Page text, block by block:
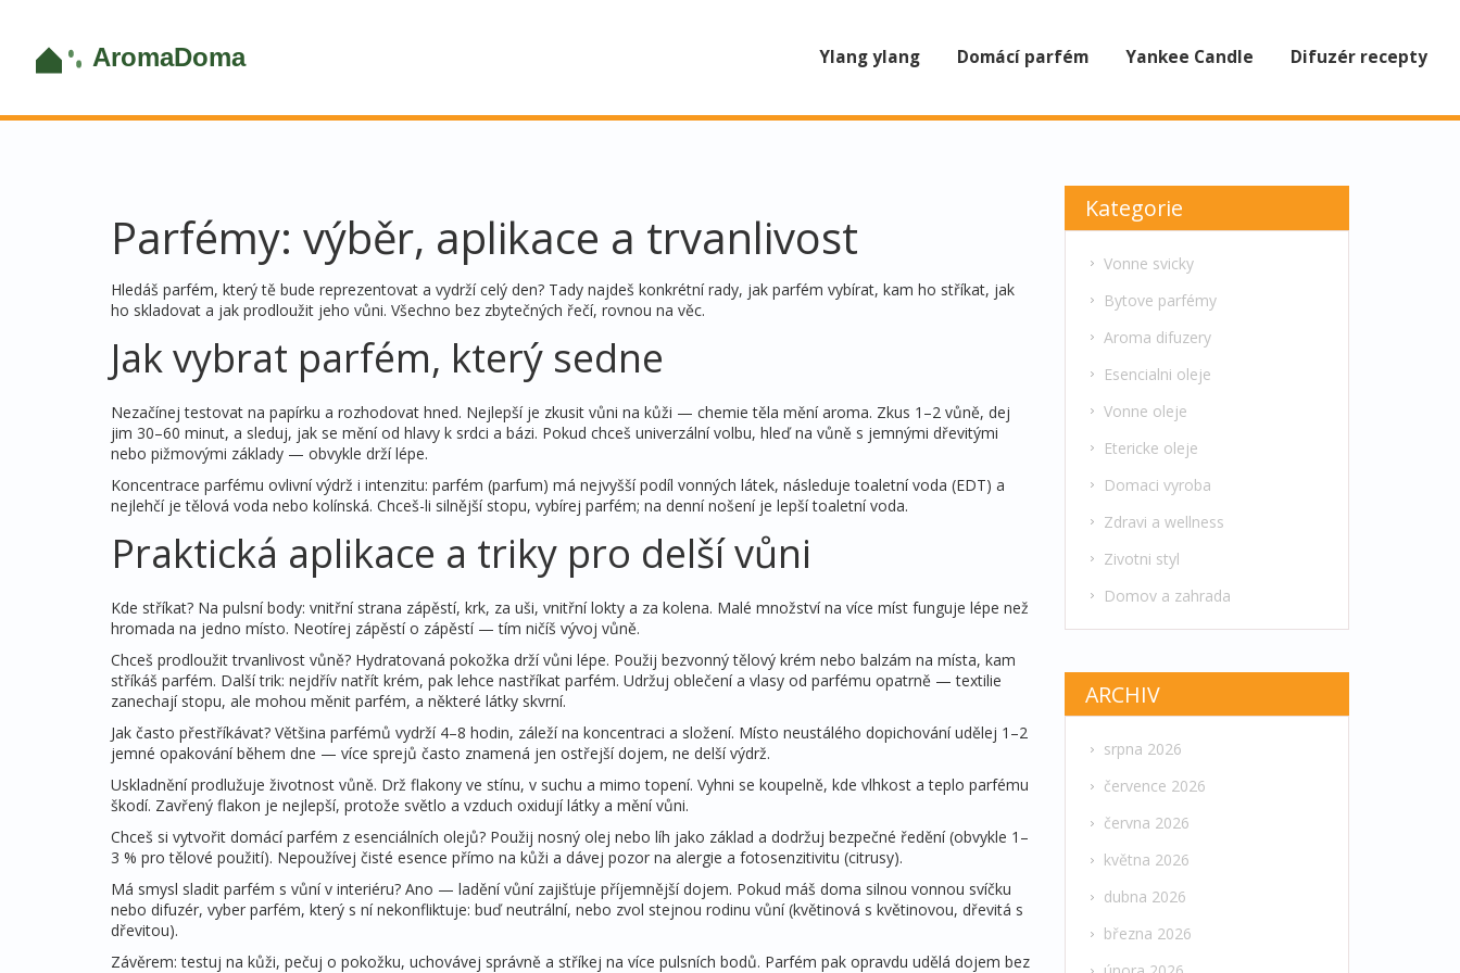
Ylang ylang Domácí parfém Yankee Candle Difuzér recepty
Parfémy: výběr, aplikace a trvanlivost
Hledáš parfém, který tě bude reprezentovat a vydrží celý den? Tady najdeš konkrétní rady, jak parfém vybírat, kam ho stříkat, jak
ho skladovat a jak prodloužit jeho vůni. Všechno bez zbytečných řečí, rovnou na věc.
Jak vybrat parfém, který sedne
Nezačínej testovat na papírku a rozhodovat hned. Nejlepší je zkusit vůni na kůži — chemie těla mění aroma. Zkus 1–2 vůně, dej
jim 30–60 minut, a sleduj, jak se mění od hlavy k srdci a bázi. Pokud chceš univerzální volbu, hleď na vůně s jemnými dřevitými
nebo pižmovými základy — obvykle drží lépe.
Koncentrace parfému ovlivní výdrž i intenzitu: parfém (parfum) má nejvyšší podíl vonných látek, následuje toaletní voda (EDT) a
nejlehčí je tělová voda nebo kolínská. Chceš-li silnější stopu, vybírej parfém; na denní nošení je lepší toaletní voda.
Praktická aplikace a triky pro delší vůni
Kde stříkat? Na pulsní body: vnitřní strana zápěstí, krk, za uši, vnitřní lokty a za kolena. Malé množství na více míst funguje lépe než
hromada na jedno místo. Neotírej zápěstí o zápěstí — tím ničíš vývoj vůně.
Chceš prodloužit trvanlivost vůně? Hydratovaná pokožka drží vůni lépe. Použij bezvonný tělový krém nebo balzám na místa, kam
stříkáš parfém. Další trik: nejdřív natřít krém, pak lehce nastříkat parfém. Udržuj oblečení a vlasy od parfému opatrně — textilie
zanechají stopu, ale mohou měnit parfém, a některé látky skvrní.
Jak často přestříkávat? Většina parfémů vydrží 4–8 hodin, záleží na koncentraci a složení. Místo neustálého dopichování udělej 1–2
jemné opakování během dne — více sprejů často znamená jen ostřejší dojem, ne delší výdrž.
Uskladnění prodlužuje životnost vůně. Drž flakony ve stínu, v suchu a mimo topení. Vyhni se koupelně, kde vlhkost a teplo parfému
škodí. Zavřený flakon je nejlepší, protože světlo a vzduch oxidují látky a mění vůni.
Chceš si vytvořit domácí parfém z esenciálních olejů? Použij nosný olej nebo líh jako základ a dodržuj bezpečné ředění (obvykle 1–
3 % pro tělové použití). Nepoužívej čisté esence přímo na kůži a dávej pozor na alergie a fotosenzitivitu (citrusy).
Má smysl sladit parfém s vůní v interiéru? Ano — ladění vůní zajišťuje příjemnější dojem. Pokud máš doma silnou vonnou svíčku
nebo difuzér, vyber parfém, který s ní nekonfliktuje: buď neutrální, nebo zvol stejnou rodinu vůní (květinová s květinovou, dřevitá s
dřevitou).
Závěrem: testuj na kůži, pečuj o pokožku, uchovávej správně a stříkej na více pulsních bodů. Parfém pak opravdu udělá dojem bez
Kategorie
Vonne svicky
Bytove parfémy
Aroma difuzery
Esencialni oleje
Vonne oleje
Etericke oleje
Domaci vyroba
Zdravi a wellness
Zivotni styl
Domov a zahrada
ARCHIV
srpna 2026
července 2026
června 2026
května 2026
dubna 2026
března 2026